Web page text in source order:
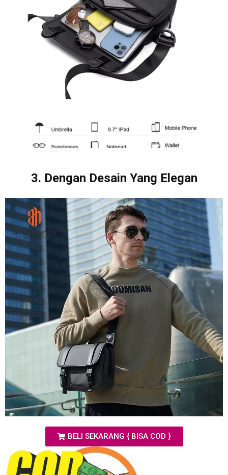
3. Dengan Desain Yang Elegan
BELI SEKARANG { BISA COD }